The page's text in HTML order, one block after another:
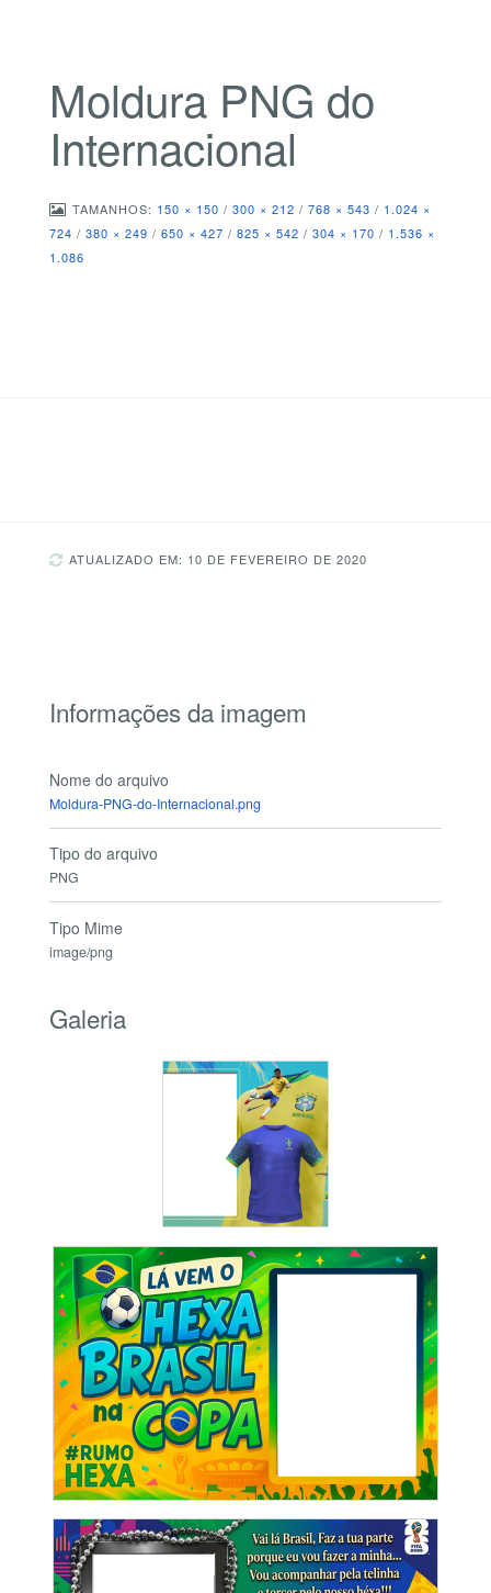
Moldura PNG do
Internacional
TAMANHOS: 150 × 150 / 300 × 212 / 768 × 543 / 1.024 ×
724 / 380 × 249 / 650 × 427 / 825 × 542 / 304 × 170 / 1.536 ×
1.086
ATUALIZADO EM: 10 DE FEVEREIRO DE 2020
Informações da imagem
Nome do arquivo
Moldura-PNG-do-Internacional.png
Tipo do arquivo
PNG
Tipo Mime
image/png
Galeria